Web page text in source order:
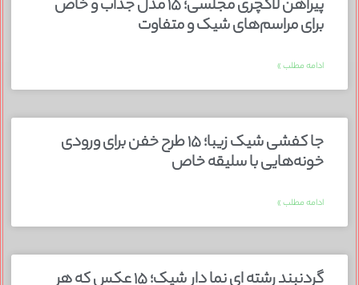
پیراهن لاکچری مجلسی؛ ۱۵ مدل جذاب و خاص
برای مراسم‌های شیک و متفاوت
ادامه مطلب »
جا کفشی شیک زیبا؛ ۱۵ طرح خفن برای ورودی
خونه‌هایی با سلیقه خاص
ادامه مطلب »
گردنبند رشته ای نما دار شیک؛ ۱۵ عکس که هر